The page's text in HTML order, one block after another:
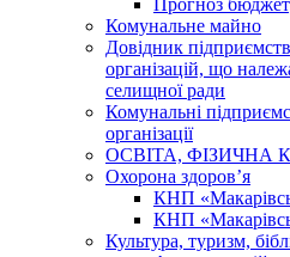
Прогноз
Комунальне майно
Довідник
організацій, що
селищної ради
Комунальні
організації
ОСВІТА, ФІЗИЧНА
Охорона здоров’я
КНП
КНП
Культура, туризм,